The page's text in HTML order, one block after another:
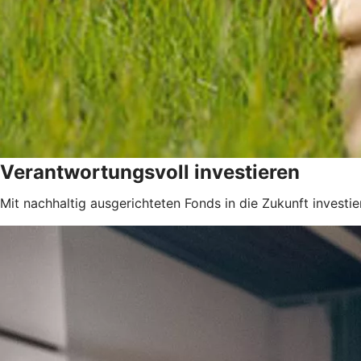
Verantwortungsvoll investieren
Mit nachhaltig ausgerichteten Fonds in die Zukunft